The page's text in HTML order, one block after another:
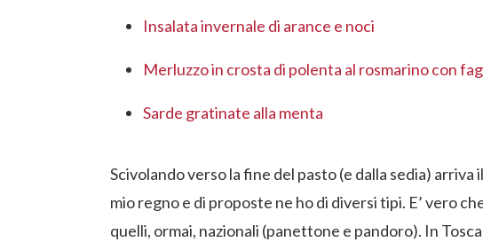
Insalata invernale di arance e noci
Merluzzo in crosta di polenta al rosmarino con
Sarde gratinate alla menta
Scivolando verso la fine del pasto (e dalla sedia)
mio regno e di proposte ne ho di diversi tipi. E’ vero
quelli, ormai, nazionali (panettone e pandoro). In